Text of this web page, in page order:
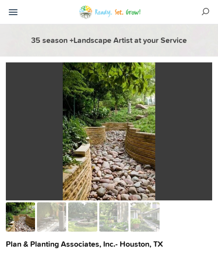
35 season +Landscape Artist at your Service
Plan & Planting Associates, Inc.- Houston, TX